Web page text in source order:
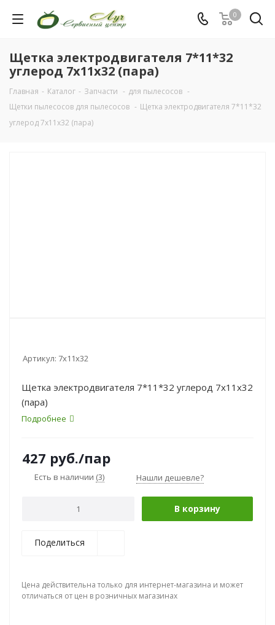
0
Щетка электродвигателя 7*11*32
углерод 7x11x32 (пара)
Главная - Каталог - Запчасти - для пылесосов -
Щетки пылесосов для пылесосов - Щетка электродвигателя 7*11*32
углерод 7x11x32 (пара)
Артикул: 7x11x32
Щетка электродвигателя 7*11*32 углерод 7x11x32
(пара)
Подробнее
427 руб./пар
Есть в наличии (3) Нашли дешевле?
В корзину
Поделиться
Цена действительна только для интернет-магазина и может
отличаться от цен в розничных магазинах